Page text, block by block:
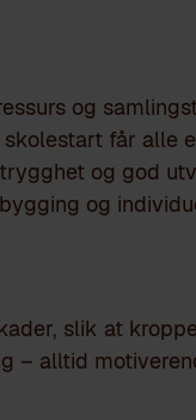
og
får alle
og god
og
slik at
– alltid